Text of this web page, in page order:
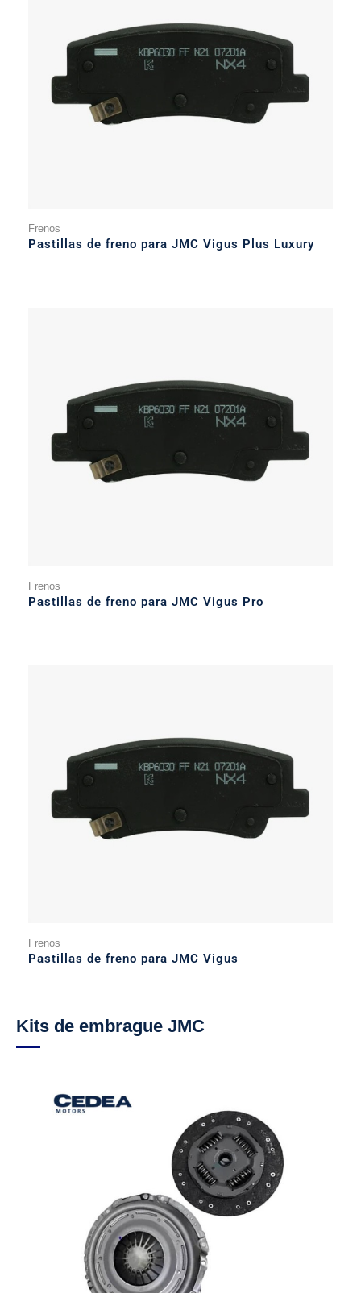
Frenos
Pastillas de freno para JMC Vigus Plus Luxury
Frenos
Pastillas de freno para JMC Vigus Pro
Frenos
Pastillas de freno para JMC Vigus
Kits de embrague JMC